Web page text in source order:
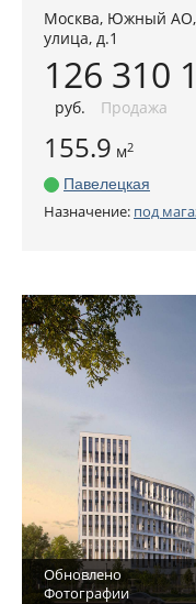
Москва, Южный АО
улица, д.1
126 310
руб. Продажа
155.9 м2
Павелецкая
Назначение: под
Обновлено
Фотографии